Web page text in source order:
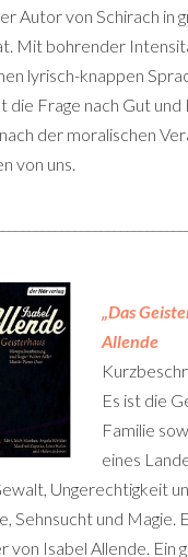
Autor von Schirach in
Mit bohrender
lyrisch-knappen
die Frage nach Gut und
der moralischen
von uns.
„Das
Allende
Es ist die
Familie
eines
Ungerechtigkeit
Sehnsucht und Magie.
von Isabel Allende. Ein